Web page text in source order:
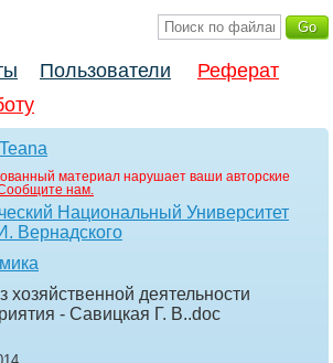
Пользователи
Реферат
Teana
материал нарушает ваши авторские
нам.
Национальный Университет
Вернадского
хозяйственной деятельности
- Савицкая Г. В..doc